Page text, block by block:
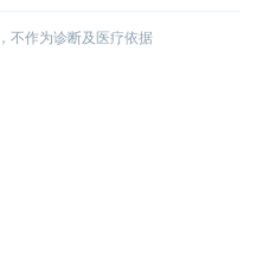
不作为诊断及医疗依据